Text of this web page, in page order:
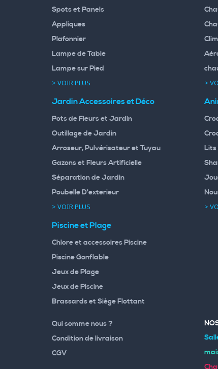
Spots et Panels
Appliques
Plafonnier
Lampe de Table
Lampe sur Pied
> VOIR PLUS
>
Jardin Accessoires et Déco
Pots de Fleurs et Jardin
Outillage de Jardin
Arroseur, Pulvérisateur et Tuyau
Gazons et Fleurs Artificielle
Séparation de Jardin
Poubelle D'exterieur
> VOIR PLUS
Lits
>
Piscine et Plage
Chlore et accessoires Piscine
Piscine Gonflable
Jeux de Plage
Jeux de Piscine
Brassards et Siège Flottant
Qui somme nous ?
Condition de livraison
CGV